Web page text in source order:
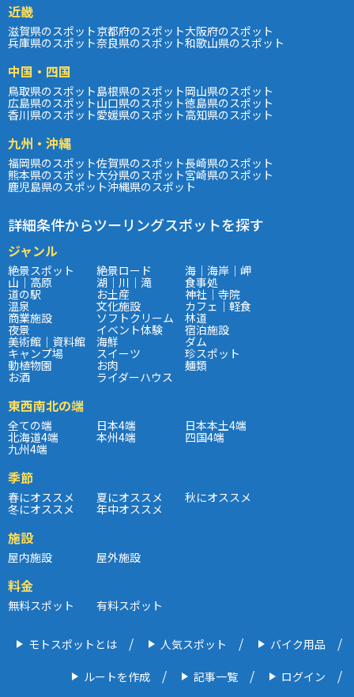
近畿
滋賀県のスポット京都府のスポット大阪府のスポット
兵庫県のスポット奈良県のスポット和歌山県のスポット
中国・四国
鳥取県のスポット島根県のスポット岡山県のスポット
広島県のスポット山口県のスポット徳島県のスポット
香川県のスポット愛媛県のスポット高知県のスポット
九州・沖縄
福岡県のスポット佐賀県のスポット長崎県のスポット
熊本県のスポット大分県のスポット宮崎県のスポット
鹿児島県のスポット沖縄県のスポット
詳細条件からツーリングスポットを探す
ジャンル
絶景スポット 絶景ロード 海｜海岸｜岬
山｜高原 湖｜川｜滝 食事処
道の駅 お土産 神社｜寺院
温泉 文化施設 カフェ｜軽食
商業施設 ソフトクリーム 林道
夜景 イベント体験 宿泊施設
美術館｜資料館 海鮮 ダム
キャンプ場 スイーツ 珍スポット
動植物園 お肉 麺類
お酒 ライダーハウス
東西南北の端
全ての端 日本4端 日本本土4端
北海道4端 本州4端 四国4端
九州4端
季節
春にオススメ 夏にオススメ 秋にオススメ
冬にオススメ 年中オススメ
施設
屋内施設 屋外施設
料金
無料スポット 有料スポット
モトスポットとは 人気スポット バイク用品
ルートを作成 記事一覧 ログイン